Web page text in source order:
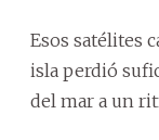
Esos satélites
isla perdió
del mar a un